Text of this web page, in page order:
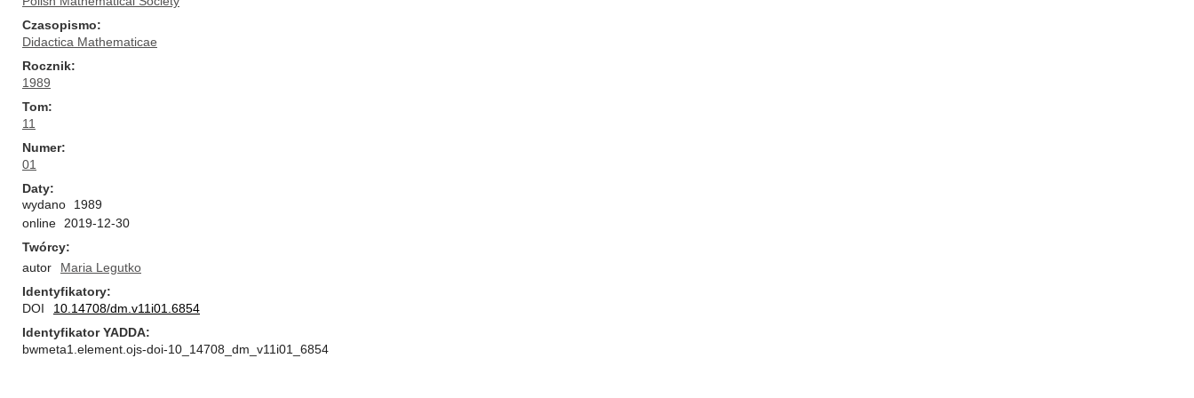
Czasopismo
Didactica Mathematicae
Rocznik
1989
Tom
11
Numer
01
Daty
wydano
1989
online
2019-12-30
Twórcy
autor
Maria Legutko
Identyfikatory
DOI
10.14708/dm.v11i01.6854
Identyfikator YADDA
bwmeta1.element.ojs-doi-10_14708_dm_v11i01_6854